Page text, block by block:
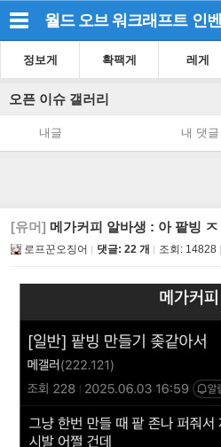
월드 오브 워크래프트 인벤
정보게 확팩게 레게
오픈 이슈 갤러리
내글 내 댓글
[유머] 메가커피 알바생 : 아 팥빙 ㅈ
로프꾼오징어 댓글: 22 개 조회: 14828